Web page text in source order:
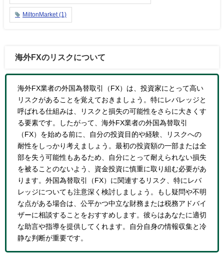
MiltonMarket(1)
海外FXのリスクについて
海外FX業者の外国為替取引（FX）は、投資家にとって高い
リスクがあることを覚えておきましょう。特にレバレッジと
呼ばれる仕組みは、リスクと損失の可能性をさらに大きくす
る要素です。したがって、海外FX業者の外国為替取引
（FX）を始める前に、自分の投資目的や経験、リスクへの
耐性をしっかり考えましょう。最初の投資額の一部または全
部を失う可能性もあるため、自分にとって耐えられない損失
を被ることのないよう、資金投資に慎重に取り組む必要があ
ります。外国為替取引（FX）に関連するリスク、特にレバ
レッジについても注意深く検討しましょう。もし疑問や不明
な点がある場合は、公平かつ中立な財務または税務アドバイ
ザーに相談することをおすすめします。彼らはあなたに適切
な助言や指導を提供してくれます。自分自身の情報収集と冷
静な判断が重要です。